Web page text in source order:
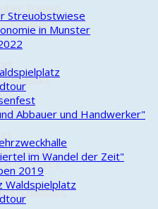
Trauen
Fahrt
Challenge
Streuobstwiese
in Munster
Abbauer und Handwerker"
im Wandel der Zeit"
2019
Waldspielplatz